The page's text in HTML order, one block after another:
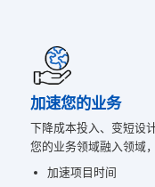
加速您的业务
下降成本投入、变短设
您的业务领域融入领域
加速项目时间